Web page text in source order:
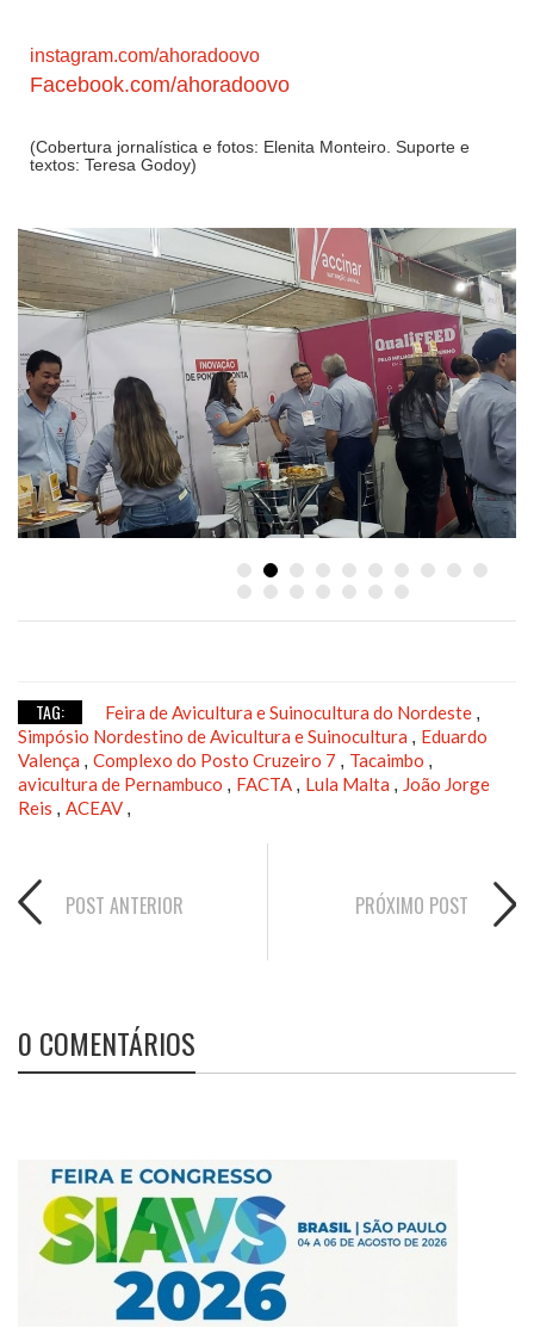
instagram.com/ahoradoovo
Facebook.com/ahoradoovo
(Cobertura jornalística e fotos: Elenita Monteiro. Suporte e
textos: Teresa Godoy)
TAG: Feira de Avicultura e Suinocultura do Nordeste ,
Simpósio Nordestino de Avicultura e Suinocultura , Eduardo
Valença , Complexo do Posto Cruzeiro 7 , Tacaimbo ,
avicultura de Pernambuco , FACTA , Lula Malta , João Jorge
Reis , ACEAV ,
POST ANTERIOR PRÓXIMO POST
0 COMENTÁRIOS